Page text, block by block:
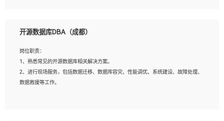
1、专科及以上学历，三年以上工作经验，计算机等相关专业；
3、熟悉常见操作系统、存储、网络、 IO 等相关原理；
4、具有迁移工具实操经验，具备P2V、V2V迁移能力；
5、熟练华为、VMware虚拟化、云计算及云存储技术；
6、熟悉主流数据库、应用服务器、中间件部署架构和运维方法；
开源数据库DBA（成都）
岗位职责：
1、熟悉常见的开源数据库相关解决方案。
2、进行现场服务，包括数据迁移、数据库容灾、性能调优、系统建设、故障处理、
数据救援等工作。